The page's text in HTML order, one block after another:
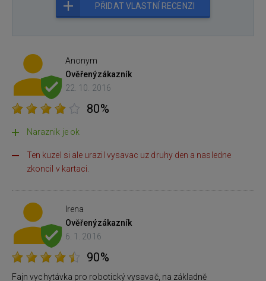
PŘIDAT VLASTNÍ RECENZI
Anonym
Ověřenýzákazník
22. 10. 2016
80%
Naraznik je ok
Ten kuzel si ale urazil vysavac uz druhy den a nasledne
zkoncil v kartaci.
Irena
Ověřenýzákazník
6. 1. 2016
90%
Fajn vychytávka pro robotický vysavač, na základně